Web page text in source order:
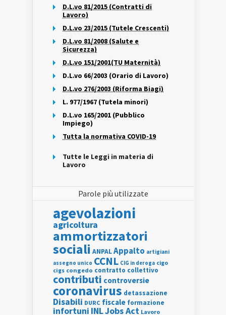
D.L.vo 81/2015 (Contratti di
Lavoro)
D.L.vo 23/2015 (Tutele Crescenti)
D.L.vo 81/2008 (Salute e
Sicurezza)
D.L.vo 151/2001(TU Maternità)
D.L.vo 66/2003 (Orario di Lavoro)
D.L.vo 276/2003 (Riforma Biagi)
L. 977/1967 (Tutela minori)
D.L.vo 165/2001 (Pubblico
Impiego)
Tutta la normativa COVID-19
Tutte le Leggi in materia di
Lavoro
Parole più utilizzate
agevolazioni
agricoltura
ammortizzatori
sociali ANPALAppalto artigiani
assegno unico CCNL CIG in deroga cigo
cigs congedo contratto collettivo
contributi controversie
coronavirus detassazione
Disabili DURC fiscale formazione
infortuni INLJobs Act Lavoro